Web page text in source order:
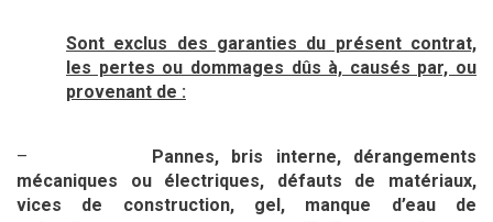
Sont exclus des garanties du présent contrat,
les pertes ou dommages dûs à, causés par, ou
provenant de :
– Pannes, bris interne, dérangements
mécaniques ou électriques, défauts de matériaux,
vices de construction, gel, manque d’eau de